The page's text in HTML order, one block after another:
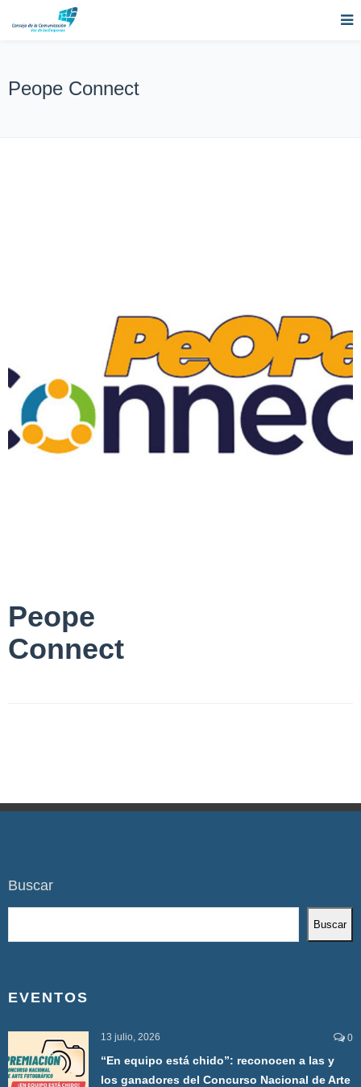
Peope Connect
Peope
Connect
Buscar
Buscar
EVENTOS
13 julio, 2026 0
“En equipo está chido”: reconocen a las y
los ganadores del Concurso Nacional de Arte